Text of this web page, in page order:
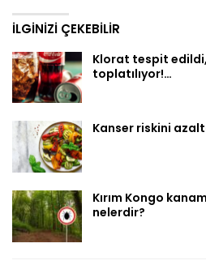
İLGINIZI ÇEKEBILIR
Klorat tespit
toplatılıyor!…
Kanser riskini
Kırım Kongo
nelerdir?